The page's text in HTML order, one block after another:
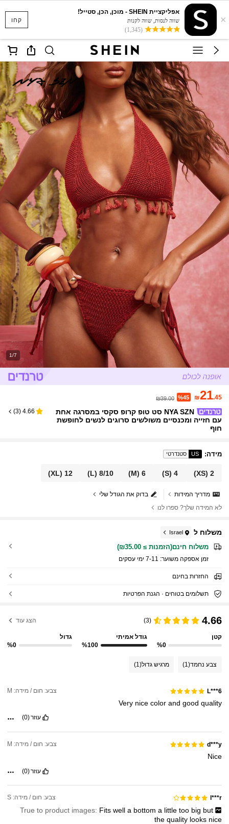
קחו ×
אפליקציית SHEIN - מוכן, הכן, סטייל!
שווה לנסות, שווה לקנות
(1,345)
1/7
₪21.45
%45
₪39.00
NYA SZN סט טופ קרופ סקסי במסרגה אחת
עם חזייה ומכנסיים משולשים סרוגים לנשים לחופשת
חוף
4.66
(
3
)
מידה:
US סטנדרטי
2
(XS)
4
(S)
6
(M)
8/10
(L)
12
(XL)
בדוק את הגודל שלי
מדריך המידות
לא המידה שלך? ספרו לנו
משלוח ל Israel
משלוח חינם(הזמנות ≥ ₪35.00)
זמן אספקה ​​משוער: 7-11 ימי עסקים
החזרות בחינם
תשלומים בטוחים · הגנת הפרטיות
4.66
(3) הצג עוד
קטן
%0
גודל אמיתי
%100
גדול
%0
צבע נחמד(1) מרגיש גדול(1)
L***6 צבע: חום / מידה: M
Very nice color and good quality
עוזר(0)
d***y צבע: חום / מידה: M
Nice
עוזר(0)
l***r צבע: חום / מידה: S
True to product images: Fitswella bottoma littletoo big but
the quality looks nice